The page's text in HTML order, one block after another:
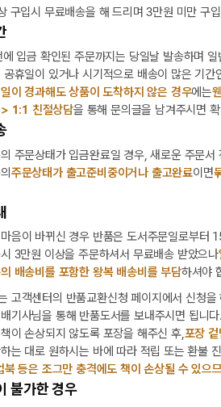
구입시 무료배송을 해 드리며 3만원 미만 구
입금 확인된 주문까지는 당일날 발송하며
공휴일이 있거나 시기적으로 배송이 많은 기
이 경과해도 상품이 도착하지 않은 경우에는
1:1 친절상담을 통해 문의글을 남겨주시면
주문상태가 입금완료일 경우, 새로운 주문
주문상태가 출고준비중이거나 출고완료이면
음이 바뀌신 경우 반품은 도서주문일로부터
3만원 이상을 주문하셔서 무료배송 받았으나
배송비를 포함한 왕복 배송비를 부담하셔야
고객센터의 반품교환신청 페이지에서 신청
기사님을 통해 반품도서를 보내주시면 됩니
이 손상되지 않도록 포장을 해주신 후,포장
는 대로 원하시는 바에 따라 적립 또는 환불
북 등은 조그만 충격에도 책이 손상될 수 있으
불가한 경우